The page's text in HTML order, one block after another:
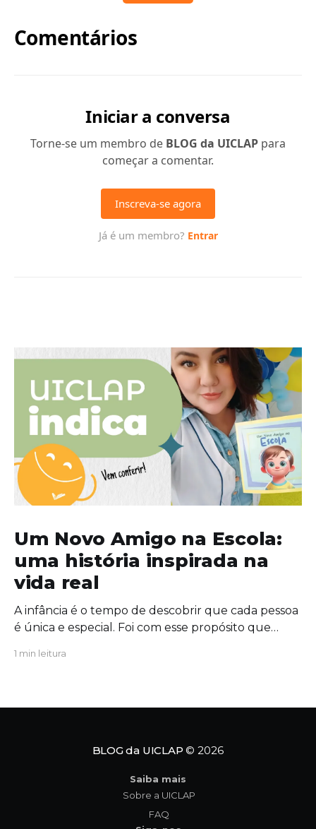
Um Novo Amigo na Escola:
uma história inspirada na
vida real
A infância é o tempo de descobrir que cada pessoa
é única e especial. Foi com esse propósito que
1 min leitura
BLOG da UICLAP © 2026
Saiba mais
Sobre a UICLAP
FAQ